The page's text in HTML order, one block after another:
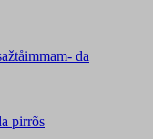
da
pirrõs